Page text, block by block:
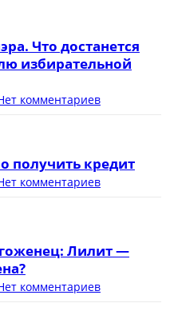
Что достанется
избирательной
комментариев
получить кредит
комментариев
Лилит —
комментариев